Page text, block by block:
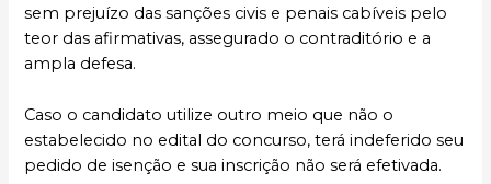
sem prejuízo das sanções civis e penais cabíveis pelo
teor das afirmativas, assegurado o contraditório e a
ampla defesa.
Caso o candidato utilize outro meio que não o
estabelecido no edital do concurso, terá indeferido seu
pedido de isenção e sua inscrição não será efetivada.